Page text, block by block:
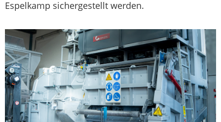
Espelkamp sichergestellt werden.